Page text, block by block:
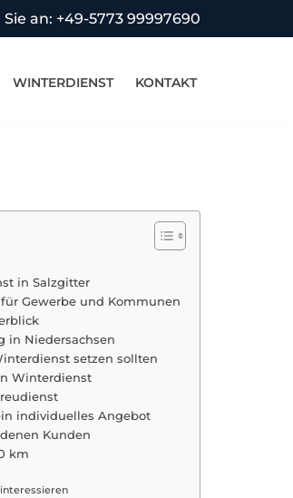
an: +49-5773 99997690
WINTERDIENST KONTAKT
in Salzgitter
Gewerbe und Kommunen
in Niedersachsen
setzen sollten
Winterdienst
individuelles Angebot
Kunden
km